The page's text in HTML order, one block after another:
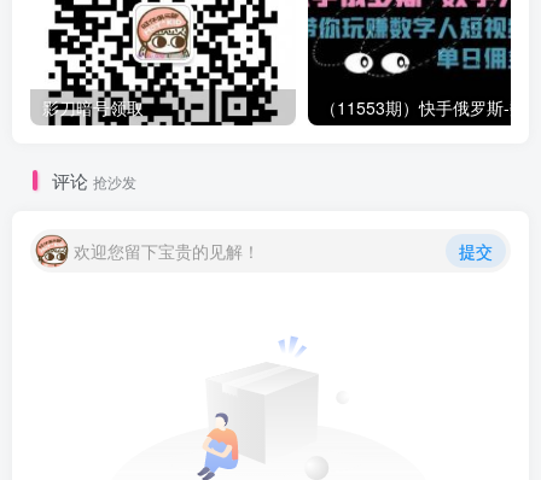
影刀暗号领取
评论 抢沙发
欢迎您留下宝贵的见解！ 提交